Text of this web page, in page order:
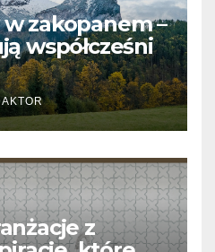
zakopanem –
współcześni
z